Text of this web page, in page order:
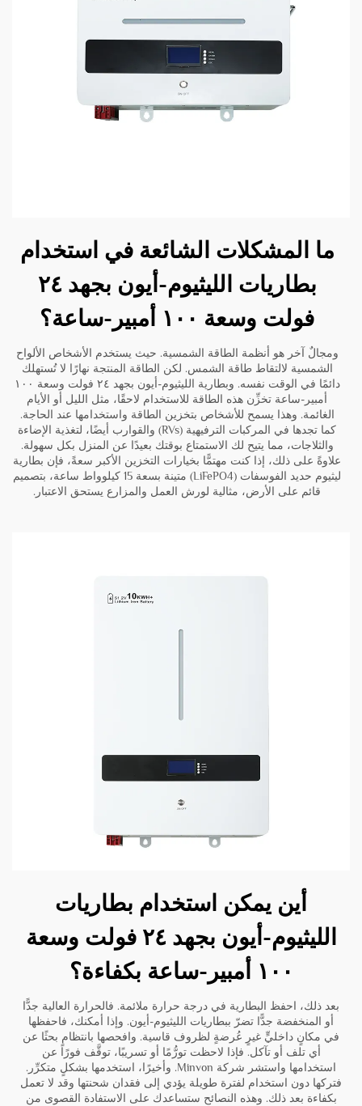
ما المشكلات الشائعة في استخدام
بطاريات الليثيوم-أيون بجهد ٢٤
فولت وسعة ١٠٠ أمبير-ساعة؟
ومجالٌ آخر هو أنظمة الطاقة الشمسية. حيث يستخدم الأشخاص الألواح
الشمسية لالتقاط طاقة الشمس. لكن الطاقة المنتجة نهارًا لا تُستهلك
دائمًا في الوقت نفسه. وبطارية الليثيوم-أيون بجهد ٢٤ فولت وسعة ١٠٠
أمبير-ساعة تخزِّن هذه الطاقة للاستخدام لاحقًا، مثل الليل أو الأيام
الغائمة. وهذا يسمح للأشخاص بتخزين الطاقة واستخدامها عند الحاجة.
كما تجدها في المركبات الترفيهية (RVs) والقوارب أيضًا، لتغذية الإضاءة
والثلاجات، مما يتيح لك الاستمتاع بوقتك بعيدًا عن المنزل بكل سهولة.
علاوةً على ذلك، إذا كنت مهتمًّا بخيارات التخزين الأكبر سعةً، فإن بطارية
ليثيوم حديد الفوسفات (LiFePO4) متينة بسعة 15 كيلوواط ساعة، بتصميم
قائم على الأرض، مثالية لورش العمل والمزارع يستحق الاعتبار.
أين يمكن استخدام بطاريات
الليثيوم-أيون بجهد ٢٤ فولت وسعة
١٠٠ أمبير-ساعة بكفاءة؟
بعد ذلك، احفظ البطارية في درجة حرارة ملائمة. فالحرارة العالية جدًّا
أو المنخفضة جدًّا تضرّ ببطاريات الليثيوم-أيون. وإذا أمكنك، فاحفظها
في مكانٍ داخليٍّ غيرٍ عُرضةٍ لظروف قاسية. وافحصها بانتظامٍ بحثًا عن
أي تلف أو تآكل. فإذا لاحظت تورُّمًا أو تسريبًا، توقَّف فورًا عن
استخدامها واستشر شركة Minvon. وأخيرًا، استخدمها بشكلٍ متكرِّر.
فتركها دون استخدام لفترة طويلة يؤدي إلى فقدان شحنتها وقد لا تعمل
بكفاءة بعد ذلك. وهذه النصائح ستساعدك على الاستفادة القصوى من